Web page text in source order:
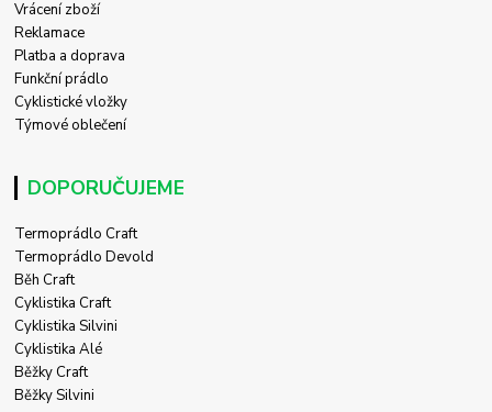
Vrácení zboží
Reklamace
Platba a doprava
Funkční prádlo
Cyklistické vložky
Týmové oblečení
DOPORUČUJEME
Termoprádlo Craft
Termoprádlo Devold
Běh Craft
Cyklistika Craft
Cyklistika Silvini
Cyklistika Alé
Běžky Craft
Běžky Silvini